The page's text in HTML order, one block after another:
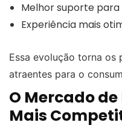
Melhor suporte
Experiência mais
Essa evolução torna
atraentes para o
O Mercado
Mais